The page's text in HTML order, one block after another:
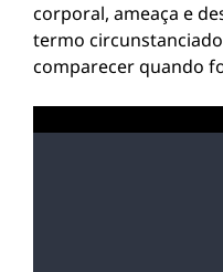
corporal, ameaça e
termo
comparecer quando